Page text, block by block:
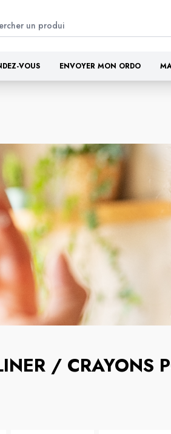
VOUS ENVOYER MON ORDO
/ CRAYONS